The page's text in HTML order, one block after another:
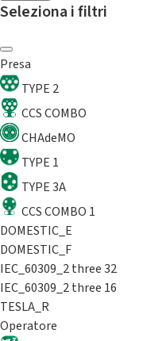
Seleziona i filtri
Presa
TYPE 2
CCS COMBO
CHAdeMO
TYPE 1
TYPE 3A
CCS COMBO 1
DOMESTIC_E
DOMESTIC_F
IEC_60309_2 three 32
IEC_60309_2 three 16
TESLA_R
Operatore